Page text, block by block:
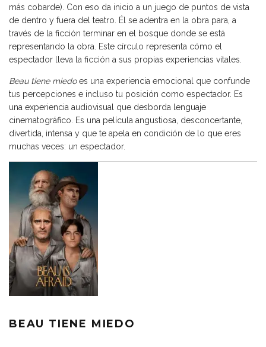
más cobarde). Con eso da inicio a un juego de puntos de vista
de dentro y fuera del teatro. Él se adentra en la obra para, a
través de la ficción terminar en el bosque donde se está
representando la obra. Este círculo representa cómo el
espectador lleva la ficción a sus propias experiencias vitales.
Beau tiene miedoes una experiencia emocional que confunde
tus percepciones e incluso tu posición como espectador. Es
una experiencia audiovisual que desborda lenguaje
cinematográfico. Es una película angustiosa, desconcertante,
divertida, intensa y que te apela en condición de lo que eres
muchas veces: un espectador.
BEAU TIENE MIEDO